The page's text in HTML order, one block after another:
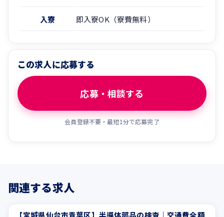
入寮 即入寮OK（寮費無料）
この求人に応募する
応募・相談する
会員登録不要・最短1分で応募完了
関連する求人
休憩室あり 制服貸与